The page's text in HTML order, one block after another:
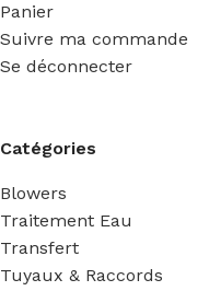
Panier
Suivre ma commande
Se déconnecter
Catégories
Blowers
Traitement Eau
Transfert
Tuyaux & Raccords